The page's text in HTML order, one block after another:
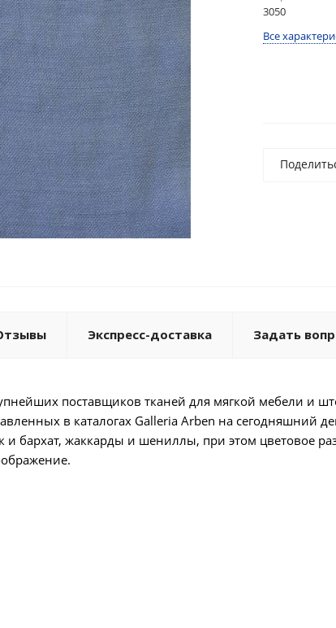
3050
Все
Экспресс-доставка Задать
поставщиков тканей для мягкой мебели и
в каталогах Galleria Arben на сегодняшний
бархат, жаккарды и шениллы, при этом цветовое